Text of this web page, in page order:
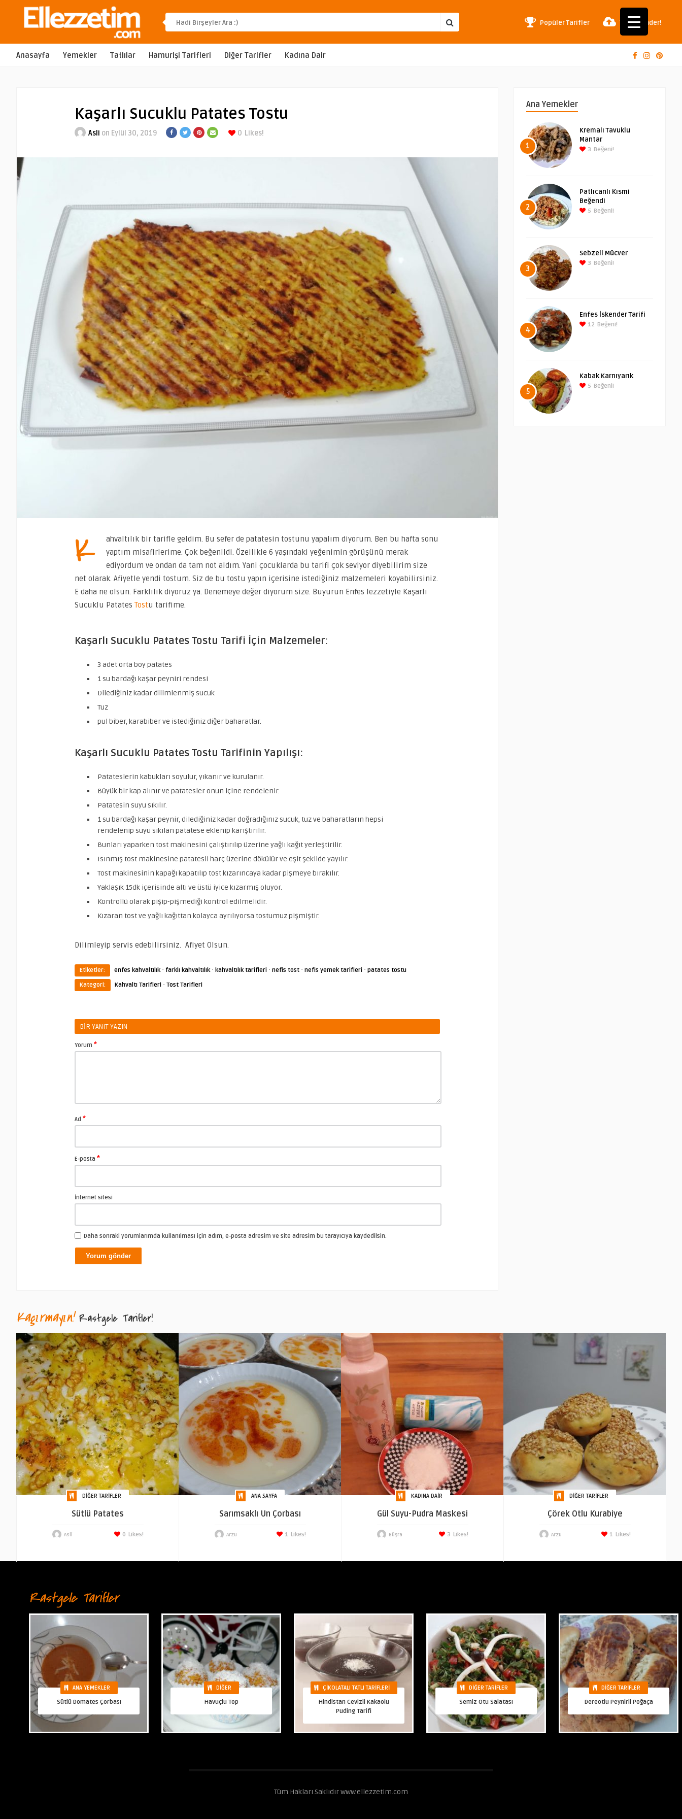
Popüler Tarifler Tarif Gönder!
Anasayfa Yemekler Tatlılar Hamurişi Tarifleri Diğer Tarifler Kadına Dair
Kaşarlı Sucuklu Patates Tostu
Asli on Eylül 30, 2019 0 Likes!
K
ahvaltılık bir tarifle geldim. Bu sefer de patatesin tostunu yapalım diyorum. Ben bu hafta sonu
yaptım misafirlerime. Çok beğenildi. Özellikle 6 yaşındaki yeğenimin görüşünü merak
ediyordum ve ondan da tam not aldım. Yani çocuklarda bu tarifi çok seviyor diyebilirim size
net olarak. Afiyetle yendi tostum. Siz de bu tostu yapın içerisine istediğiniz malzemeleri koyabilirsiniz.
E daha ne olsun. Farklılık diyoruz ya. Denemeye değer diyorum size. Buyurun Enfes lezzetiyle Kaşarlı
Sucuklu PatatesTostu tarifime.
Kaşarlı Sucuklu Patates Tostu Tarifi İçin Malzemeler:
3 adet orta boy patates
1 su bardağı kaşar peyniri rendesi
Dilediğiniz kadar dilimlenmiş sucuk
Tuz
pul biber, karabiber ve istediğiniz diğer baharatlar.
Kaşarlı Sucuklu Patates Tostu Tarifinin Yapılışı:
Patateslerin kabukları soyulur, yıkanır ve kurulanır.
Büyük bir kap alınır ve patatesler onun içine rendelenir.
Patatesin suyu sıkılır.
1 su bardağı kaşar peynir, dilediğiniz kadar doğradığınız sucuk, tuz ve baharatların hepsi
rendelenip suyu sıkılan patatese eklenip karıştırılır.
Bunları yaparken tost makinesini çalıştırılıp üzerine yağlı kağıt yerleştirilir.
Isınmış tost makinesine patatesli harç üzerine dökülür ve eşit şekilde yayılır.
Tost makinesinin kapağı kapatılıp tost kızarıncaya kadar pişmeye bırakılır.
Yaklaşık 15dk içerisinde altı ve üstü iyice kızarmış oluyor.
Kontrollü olarak pişip-pişmediği kontrol edilmelidir.
Kızaran tost ve yağlı kağıttan kolayca ayrılıyorsa tostumuz pişmiştir.
Dilimleyip servis edebilirsiniz. Afiyet Olsun.
Etiketler: enfes kahvaltılık· farklı kahvaltılık· kahvaltılık tarifleri · nefis tost · nefis yemek tarifleri · patates tostu
Kategori:
Kahvaltı Tarifleri · Tost Tarifleri
BIR YANIT YAZIN
Yorum *
Ad *
E-posta *
İnternet sitesi
Daha sonraki yorumlarımda kullanılması için adım, e-posta adresim ve site adresim bu tarayıcıya kaydedilsin.
Ana Yemekler
1
Kremalı Tavuklu
Mantar
3 Beğeni!
2
Patlıcanlı Kısmi
Beğendi
5 Beğeni!
3
Sebzeli Mücver
3 Beğeni!
4
Enfes İskender Tarifi
12 Beğeni!
5
Kabak Karnıyarık
5 Beğeni!
Kaçırmayın! Rastgele Tarifler!
DIĞER TARIFLER
Sütlü Patates
Asli Likes!
0
ANA SAYFA
Sarımsaklı Un Çorbası
Arzu Likes!
1
KADINA DAIR
Gül Suyu-Pudra Maskesi
Büşra Likes!
3
DIĞER TARIFLER
Çörek Otlu Kurabiye
Arzu Likes!
1
Rastgele Tarifler
ANA YEMEKLER
Sütlü Domates Çorbası
DIĞER
Havuçlu Top
ÇIKOLATALI TATLI TARIFLERI
Hindistan Cevizli Kakaolu
Puding Tarifi
DIĞER TARIFLER
Semiz Otu Salatası
DIĞER TARIFLER
Dereotlu Peynirli Poğaça
Tüm Hakları Saklıdır www.ellezzetim.com